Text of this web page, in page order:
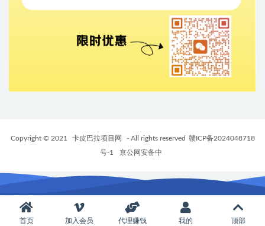
Copyright © 2021 卡皮巴拉项目网 - All rights reserved
赣ICP备2024048718
号-1
京公网安备中
首页 加入会员 代理赚钱 我的 顶部